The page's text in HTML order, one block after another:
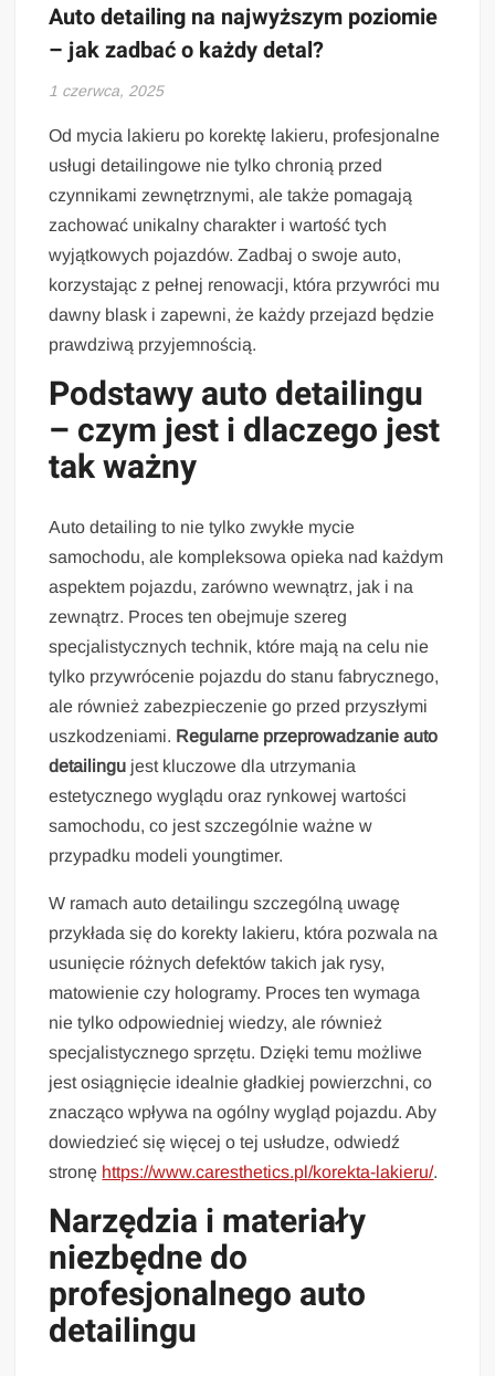
Auto detailing na najwyższym poziomie
– jak zadbać o każdy detal?
1 czerwca, 2025
Od mycia lakieru po korektę lakieru, profesjonalne
usługi detailingowe nie tylko chronią przed
czynnikami zewnętrznymi, ale także pomagają
zachować unikalny charakter i wartość tych
wyjątkowych pojazdów. Zadbaj o swoje auto,
korzystając z pełnej renowacji, która przywróci mu
dawny blask i zapewni, że każdy przejazd będzie
prawdziwą przyjemnością.
Podstawy auto detailingu
– czym jest i dlaczego jest
tak ważny
Auto detailing to nie tylko zwykłe mycie
samochodu, ale kompleksowa opieka nad każdym
aspektem pojazdu, zarówno wewnątrz, jak i na
zewnątrz. Proces ten obejmuje szereg
specjalistycznych technik, które mają na celu nie
tylko przywrócenie pojazdu do stanu fabrycznego,
ale również zabezpieczenie go przed przyszłymi
uszkodzeniami. Regularne przeprowadzanie auto
detailingu jest kluczowe dla utrzymania
estetycznego wyglądu oraz rynkowej wartości
samochodu, co jest szczególnie ważne w
przypadku modeli youngtimer.
W ramach auto detailingu szczególną uwagę
przykłada się do korekty lakieru, która pozwala na
usunięcie różnych defektów takich jak rysy,
matowienie czy hologramy. Proces ten wymaga
nie tylko odpowiedniej wiedzy, ale również
specjalistycznego sprzętu. Dzięki temu możliwe
jest osiągnięcie idealnie gładkiej powierzchni, co
znacząco wpływa na ogólny wygląd pojazdu. Aby
dowiedzieć się więcej o tej usłudze, odwiedź
stronę https://www.caresthetics.pl/korekta-lakieru/.
Narzędzia i materiały
niezbędne do
profesjonalnego auto
detailingu